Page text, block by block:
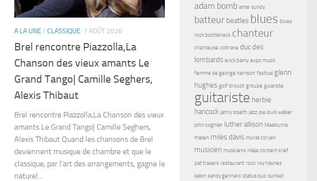
A LA UNE / CLASSIQUE 7 AOÛT 2026
Brel rencontre Piazzolla,La
Chanson des vieux amants Le
Grand Tango| Camille Seghers,
Alexis Thibaut
Brel rencontre Piazzolla,La Chanson des vieux
amants Le Grand Tango| Camille Seghers,
Alexis Thibaut Quand les chansons de Brel
deviennent musique de chambre et que le
classique, par l’art des arrangements, gagne le
naturel...
adam bomb amar sundy
batteur beatles blues blues
rock bootleneck chanteur
chanteuse coltrane duc des
lombards erick bamy expo music
femme de george harrison festival glenn
hughes golf drouot groupe guiariste
guitariste herbie
hancock janny loseth jazz joe louis walker
john coghlan luther allison Maalouma
malien miles davis murali coryell
musicien musiciens nilaja norbert krief
pat travers restaurant rock roy haynes
salon sandy gennaro status quo sunset